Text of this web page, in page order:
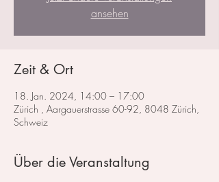
ansehen
Zeit & Ort
18. Jan. 2024, 14:00 – 17:00
Zürich , Aargauerstrasse 60-92, 8048 Zürich,
Schweiz
Über die Veranstaltung